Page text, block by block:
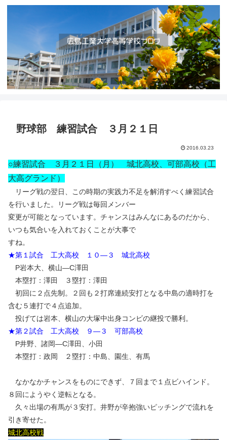
野球部 練習試合 ３月２１日
2016.03.23
○練習試合 ３月２１日（月） 城北高校、可部高校（工
大高グランド）
リーグ戦の翌日、この時期の実践力不足を解消すべく練習試合
を行いました。リーグ戦は毎回メンバー
変更が可能となっています。チャンスはみんなにあるのだから、
いつも気合いを入れておくことが大事で
すね。
★第１試合 工大高校 １０―３ 城北高校
P岩本大、横山―C澤田
本塁打：澤田 ３塁打：澤田
初回に２点先制。２回も２打席連続安打となる中島の適時打を
含む５連打で４点追加。
投げては岩本、横山の大塚中出身コンビの継投で勝利。
★第２試合 工大高校 ９―３ 可部高校
P井野、諸岡―C澤田、小田
本塁打：政岡 ２塁打：中島、園生、有馬
なかなかチャンスをものにできず、７回まで１点ビハインド。
８回にようやく逆転となる。
久々出場の有馬が３安打。井野が辛抱強いピッチングで流れを
引き寄せた。
城北高校戦